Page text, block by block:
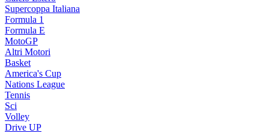
Supercoppa Italiana
Formula 1
Formula E
MotoGP
Altri Motori
Basket
America's Cup
Nations League
Tennis
Sci
Volley
Drive UP